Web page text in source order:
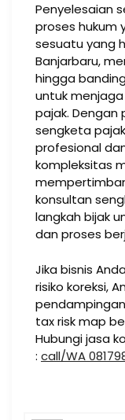
Penyelesaian
proses hukum
sesuatu yang
Banjarbaru,
hingga
untuk
pajak.
sengketa
profesional
kompleksitas
konsultan
langkah bijak
dan proses
Jika bisnis
risiko koreksi,
tax risk map
Hubungi jasa
: call/WA